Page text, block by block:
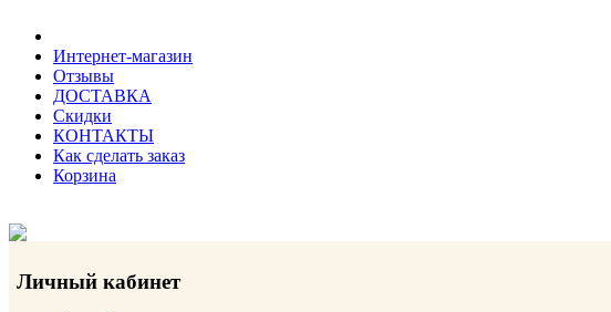
Интернет-магазин
Отзывы
ДОСТАВКА
Скидки
КОНТАКТЫ
Как сделать заказ
Корзина
Личный кабинет